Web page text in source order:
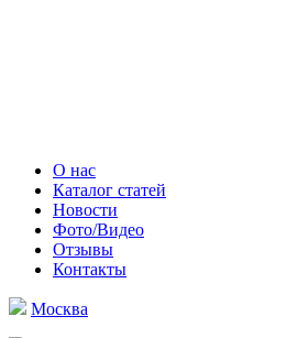
О нас
Каталог статей
Новости
Фото/Видео
Отзывы
Контакты
Москва